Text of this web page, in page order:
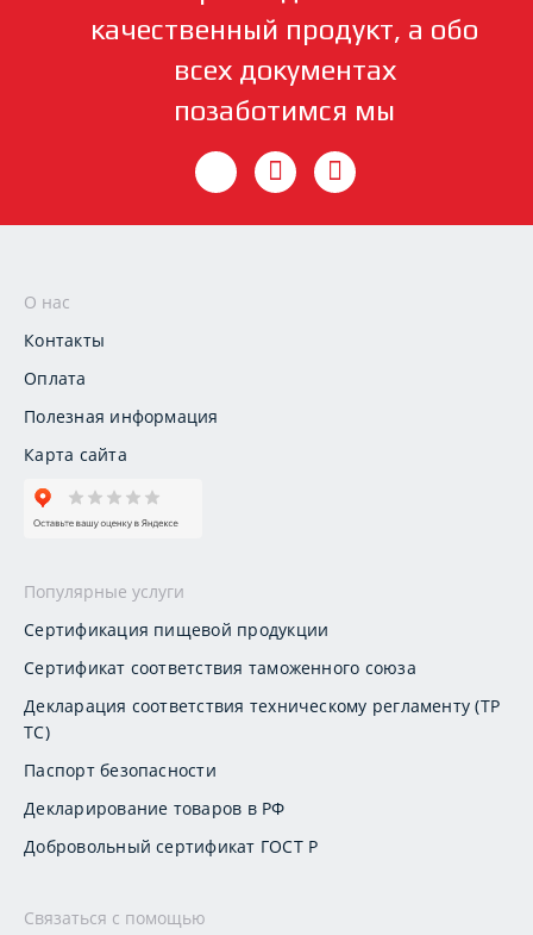
качественный продукт, а обо
всех документах
позаботимся мы
О нас
Контакты
Оплата
Полезная информация
Карта сайта
Популярные услуги
Сертификация пищевой продукции
Сертификат соответствия таможенного союза
Декларация соответствия техническому регламенту (ТР
ТС)
Паспорт безопасности
Декларирование товаров в РФ
Добровольный сертификат ГОСТ Р
Связаться с помощью